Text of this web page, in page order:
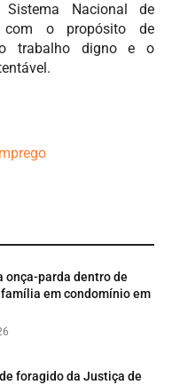
Nacional de
com o propósito de
trabalho digno e o
onça-parda dentro de
em condomínio em
foragido da Justiça de